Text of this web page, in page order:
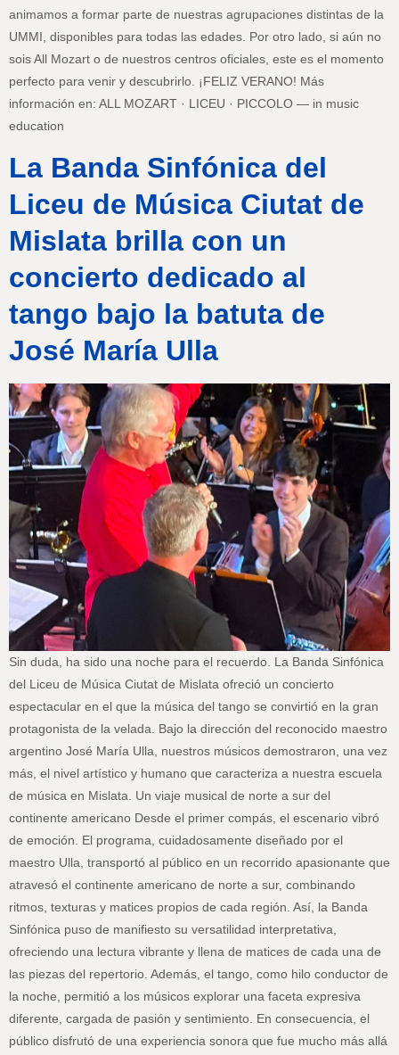
animamos a formar parte de nuestras agrupaciones distintas de la
UMMI, disponibles para todas las edades. Por otro lado, si aún no
sois All Mozart o de nuestros centros oficiales, este es el momento
perfecto para venir y descubrirlo. ¡FELIZ VERANO! Más
información en: ALL MOZART · LICEU · PICCOLO — in music
education
La Banda Sinfónica del
Liceu de Música Ciutat de
Mislata brilla con un
concierto dedicado al
tango bajo la batuta de
José María Ulla
Sin duda, ha sido una noche para el recuerdo. La Banda Sinfónica
del Liceu de Música Ciutat de Mislata ofreció un concierto
espectacular en el que la música del tango se convirtió en la gran
protagonista de la velada. Bajo la dirección del reconocido maestro
argentino José María Ulla, nuestros músicos demostraron, una vez
más, el nivel artístico y humano que caracteriza a nuestra escuela
de música en Mislata. Un viaje musical de norte a sur del
continente americano Desde el primer compás, el escenario vibró
de emoción. El programa, cuidadosamente diseñado por el
maestro Ulla, transportó al público en un recorrido apasionante que
atravesó el continente americano de norte a sur, combinando
ritmos, texturas y matices propios de cada región. Así, la Banda
Sinfónica puso de manifiesto su versatilidad interpretativa,
ofreciendo una lectura vibrante y llena de matices de cada una de
las piezas del repertorio. Además, el tango, como hilo conductor de
la noche, permitió a los músicos explorar una faceta expresiva
diferente, cargada de pasión y sentimiento. En consecuencia, el
público disfrutó de una experiencia sonora que fue mucho más allá